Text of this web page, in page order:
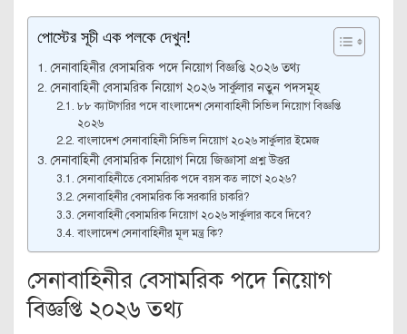
পোস্টের সূচী এক পলকে দেখুন!
সেনাবাহিনীর বেসামরিক পদে নিয়োগ বিজ্ঞপ্তি ২০২৬ তথ্য
সেনাবাহিনী বেসামরিক নিয়োগ ২০২৬ সার্কুলার নতুন পদসমূহ
৮৮ ক্যাটাগরির পদে বাংলাদেশ সেনাবাহিনী সিভিল নিয়োগ বিজ্ঞপ্তি
২০২৬
বাংলাদেশ সেনাবাহিনী সিভিল নিয়োগ ২০২৬ সার্কুলার ইমেজ
সেনাবাহিনী বেসামরিক নিয়োগ নিয়ে জিজ্ঞাসা প্রশ্ন উত্তর
সেনাবাহিনীতে বেসামরিক পদে বয়স কত লাগে ২০২৬?
সেনাবাহিনীর বেসামরিক কি সরকারি চাকরি?
সেনাবাহিনী বেসামরিক নিয়োগ ২০২৬ সার্কুলার কবে দিবে?
বাংলাদেশ সেনাবাহিনীর মূল মন্ত্র কি?
সেনাবাহিনীর বেসামরিক পদে নিয়োগ
বিজ্ঞপ্তি ২০২৬ তথ্য